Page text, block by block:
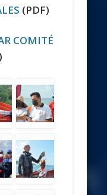
(PDF)
COMITÉ